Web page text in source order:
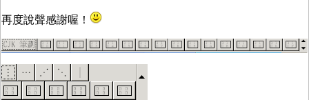
再度說聲感謝喔！